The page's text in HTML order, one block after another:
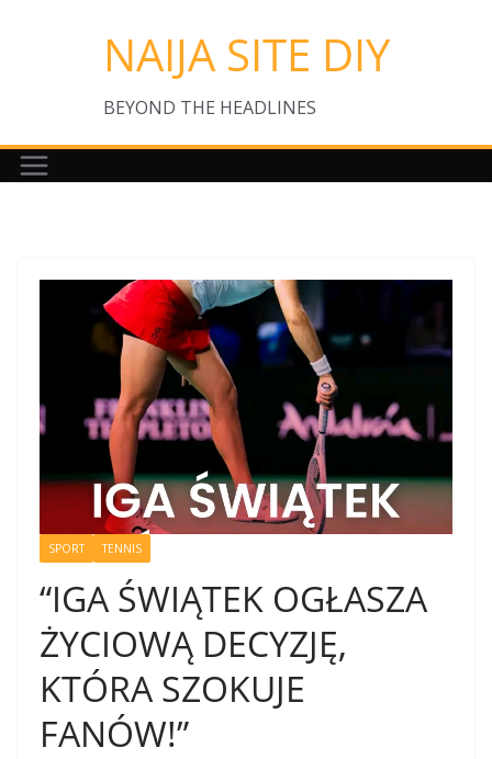
NAIJA SITE DIY
BEYOND THE HEADLINES
SPORT TENNIS
“IGA ŚWIĄTEK OGŁASZA
ŻYCIOWĄ DECYZJĘ,
KTÓRA SZOKUJE
FANÓW!”